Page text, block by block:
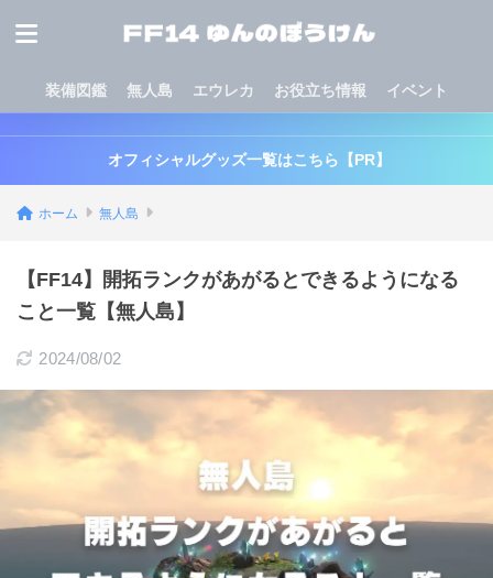
装備図鑑 無人島 エウレカ お役立ち情報 イベント
オフィシャルグッズ一覧はこちら【PR】
ホーム 無人島
【FF14】開拓ランクがあがるとできるようになる
こと一覧【無人島】
2024/08/02